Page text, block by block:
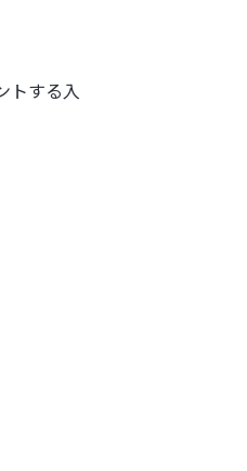
トする入